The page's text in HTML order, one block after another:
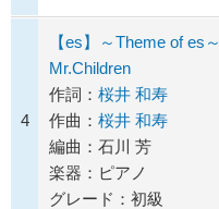
4
【es】～Theme of es～
Mr.Children
作詞： 桜井 和寿
作曲： 桜井 和寿
編曲：石川 芳
楽器：ピアノ
グレード：初級